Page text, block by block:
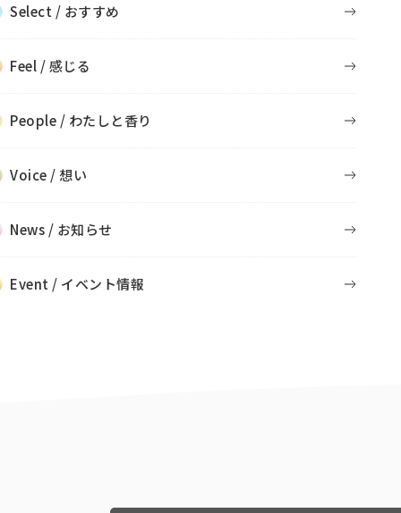
Select / おすすめ
Feel / 感じる
People / わたしと香り
Voice / 想い
News / お知らせ
Event / イベント情報